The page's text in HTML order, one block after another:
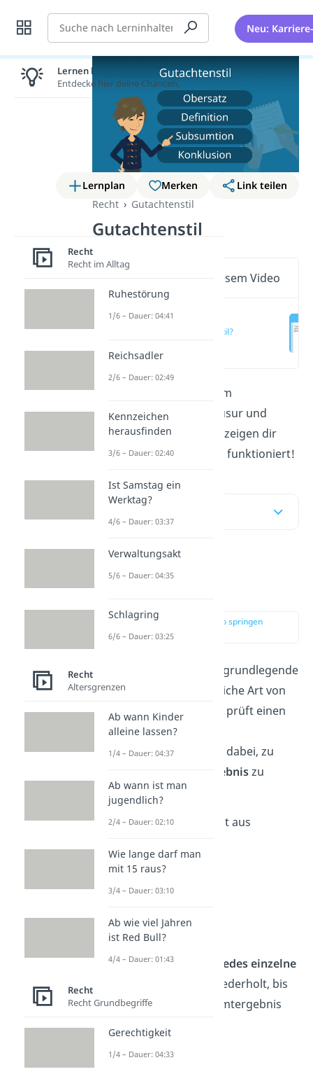
Suche Neu:
Lernplan Merken
Link teilen
Recht
Gutachtenstil
Gutachtenstil
Wichtige Inhalte in diesem Video
Gutachtenstil?
Der
wird im
Jurastudium in jeder Klausur und
Hausarbeit verlangt. Wir zeigen dir
hier und imVideo, wie er funktioniert!
Was ist der
Gutachtenstil?
zur Stelle im Video springen
(00:12)
Der Gutachtenstil ist die grundlegende
Arbeitsmethode, um jegliche Art von
Rechtsfällen
zu lösen
. Er prüft einen
Sachverhalt logisch und
nachvollziehbar und hilft dabei, zu
begründeten Ergebniszu
kommen.
Der Gutachtenstil besteht aus
Obersatz
Definition
Konklusion
Dieser Prozess wird für
jedes einzelne
wiederholt, bis
das abschließende Gesamtergebnis
feststeht.
Lernen lohnt sich!
Entdecke hier deine Chancen.
Recht
Recht im Alltag
Ruhestörung
1/6 – Dauer: 04:41
Reichsadler
2/6 – Dauer: 02:49
Kennzeichen
herausfinden
3/6 – Dauer: 02:40
Ist Samstag ein
Werktag?
4/6 – Dauer: 03:37
Verwaltungsakt
5/6 – Dauer: 04:35
Schlagring
6/6 – Dauer: 03:25
Recht
Altersgrenzen
Ab wann Kinder
alleine lassen?
1/4 – Dauer: 04:37
Ab wann ist man
jugendlich?
2/4 – Dauer: 02:10
Wie lange darf man
mit 15 raus?
3/4 – Dauer: 03:10
Ab wie viel Jahren
ist Red Bull?
4/4 – Dauer: 01:43
Recht
Recht Grundbegriffe
Gerechtigkeit
1/4 – Dauer: 04:33